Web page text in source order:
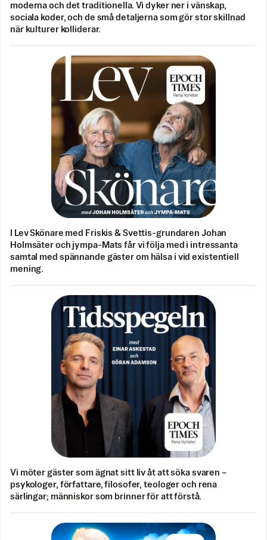
moderna och det traditionella. Vi dyker ner i vänskap,
sociala koder, och de små detaljerna som gör stor skillnad
när kulturer kolliderar.
I Lev Skönare med Friskis & Svettis-grundaren Johan
Holmsäter och jympa-Mats får vi följa med i intressanta
samtal med spännande gäster om hälsa i vid existentiell
mening.
Vi möter gäster som ägnat sitt liv åt att söka svaren –
psykologer, författare, filosofer, teologer och rena
särlingar; människor som brinner för att förstå.